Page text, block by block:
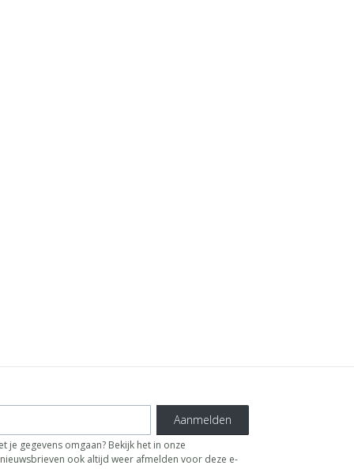
Aanmelden
je gegevens omgaan? Bekijk het in onze
ook altijd weer afmelden voor deze e-